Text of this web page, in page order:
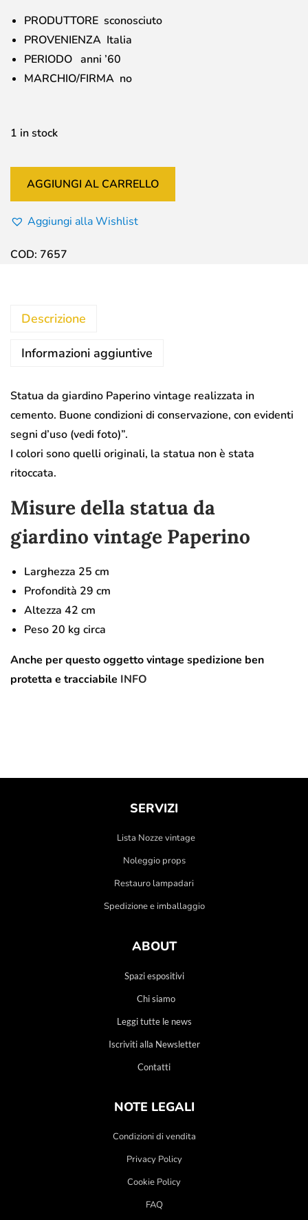
PRODUTTORE sconosciuto
PROVENIENZA Italia
PERIODO anni ’60
MARCHIO/FIRMA no
1 in stock
AGGIUNGI AL CARRELLO
Aggiungi alla Wishlist
COD: 7657
Descrizione
Informazioni aggiuntive
Statua da giardino Paperino vintage realizzata in
cemento. Buone condizioni di conservazione, con evidenti
segni d’uso (vedi foto)”.
I colori sono quelli originali, la statua non è stata
ritoccata.
Misure della statua da
giardino vintage Paperino
Larghezza 25 cm
Profondità 29 cm
Altezza 42 cm
Peso 20 kg circa
Anche per questo oggetto vintage spedizione ben
protetta e tracciabile INFO
SERVIZI
Lista Nozze vintage
Noleggio props
Restauro lampadari
Spedizione e imballaggio
ABOUT
Spazi espositivi
Chi siamo
Leggi tutte le news
Iscriviti alla Newsletter
Contatti
NOTE LEGALI
Condizioni di vendita
Privacy Policy
Cookie Policy
FAQ